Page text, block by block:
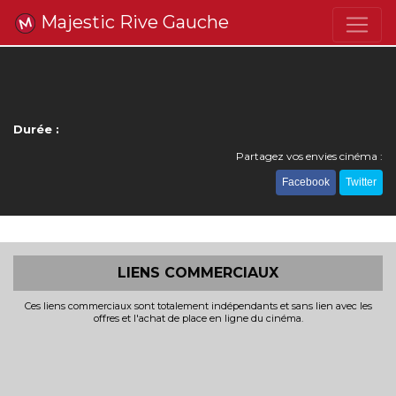
Majestic Rive Gauche
Durée :
Partagez vos envies cinéma :
Facebook Twitter
LIENS COMMERCIAUX
Ces liens commerciaux sont totalement indépendants et sans lien avec les
offres et l'achat de place en ligne du cinéma.